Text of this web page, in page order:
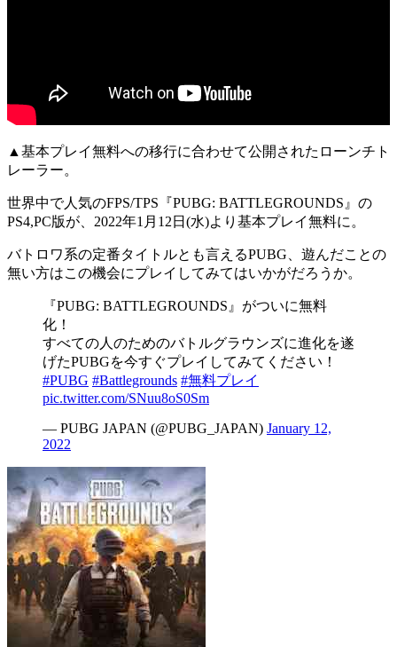
▲基本プレイ無料への移行に合わせて公開されたローンチト
レーラー。
世界中で人気のFPS/TPS『PUBG: BATTLEGROUNDS 』の
PS4,PC版が、2022年1月12日(水)より 基本プレイ無料に。
バトロワ系の定番タイトルとも言えるPUBG、遊んだことの
無い方はこの機会にプレイしてみてはいかがだろうか。
『PUBG: BATTLEGROUNDS』がついに無料
化！
すべての人のためのバトルグラウンズに進化を遂
げたPUBGを今すぐプレイしてみてください！
#PUBG #Battlegrounds #無料プレイ
pic.twitter.com/SNuu8oS0Sm
— PUBG JAPAN (@PUBG_JAPAN) January 12,
2022